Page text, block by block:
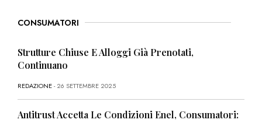
CONSUMATORI
Strutture Chiuse E Alloggi Già Prenotati,
Continuano
REDAZIONE- 26 SETTEMBRE 2025
Antitrust Accetta Le Condizioni Enel, Consumatori: